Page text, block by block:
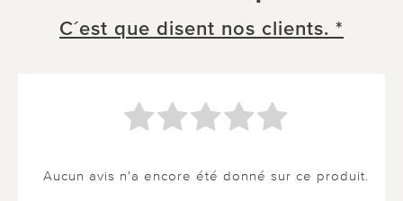
C´est que disent nos clients. *
Aucun avis n'a encore été donné sur ce produit.